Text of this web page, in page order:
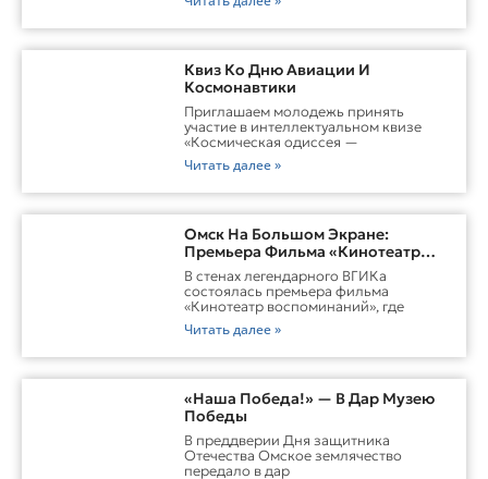
Квиз Ко Дню Авиации И
Космонавтики
Приглашаем молодежь принять
участие в интеллектуальном квизе
«Космическая одиссея —
Читать далее »
Омск На Большом Экране:
Премьера Фильма «Кинотеатр
Воспоминаний»
В стенах легендарного ВГИКа
состоялась премьера фильма
«Кинотеатр воспоминаний», где
Читать далее »
«Наша Победа!» — В Дар Музею
Победы
В преддверии Дня защитника
Отечества Омское землячество
передало в дар